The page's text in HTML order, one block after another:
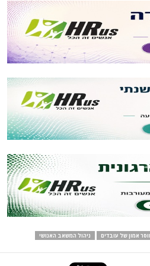
אמון של עובדים ניהול המשאב האנושי